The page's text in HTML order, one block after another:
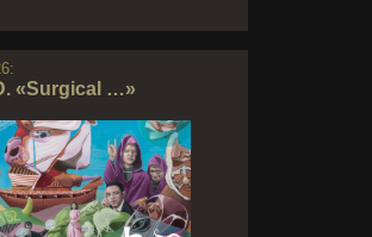
«Surgical …»